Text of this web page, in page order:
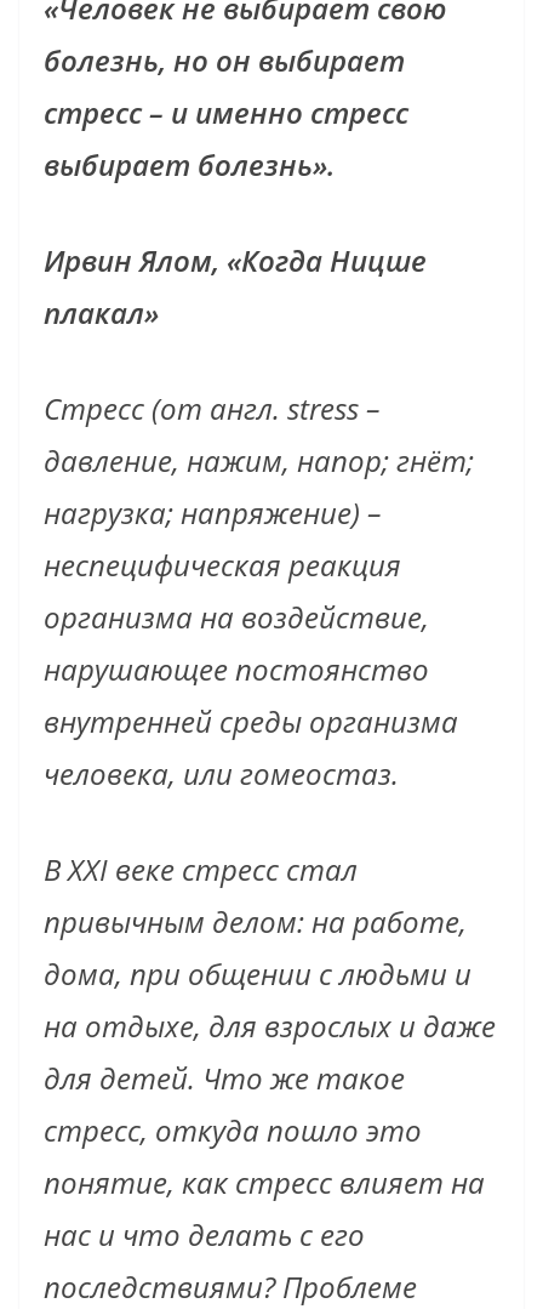
«Человек не выбирает свою
болезнь, но он выбирает
стресс – и именно стресс
выбирает болезнь».
Ирвин Ялом, «Когда Ницше
плакал»
Стресс (от англ. stress –
давление, нажим, напор; гнёт;
нагрузка; напряжение) –
неспецифическая реакция
организма на воздействие,
нарушающее постоянство
внутренней среды организма
человека, или гомеостаз.
В XXI веке стресс стал
привычным делом: на работе,
дома, при общении с людьми и
на отдыхе, для взрослых и даже
для детей. Что же такое
стресс, откуда пошло это
понятие, как стресс влияет на
нас и что делать с его
последствиями? Проблеме